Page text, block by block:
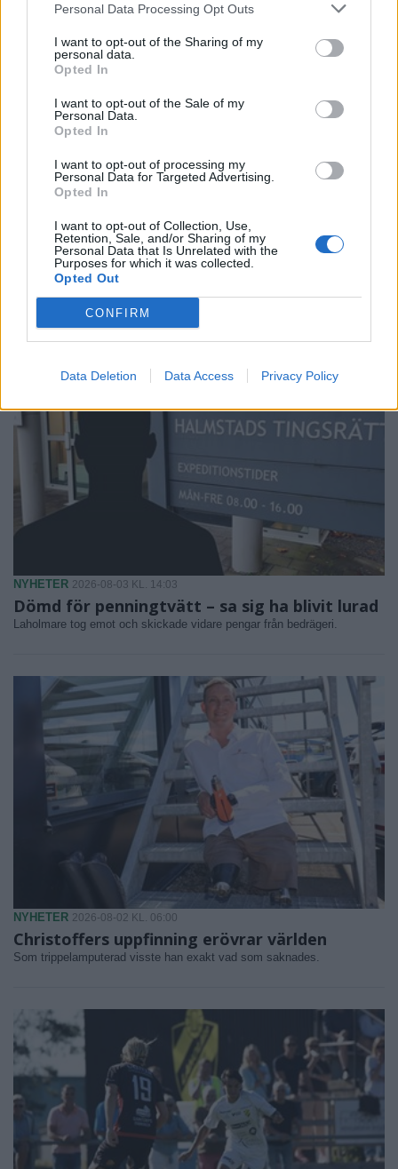
Personal Data Processing Opt Outs
I want to opt-out of the Sharing of my
personal data.
Opted In
I want to opt-out of the Sale of my
Personal Data.
Opted In
I want to opt-out of processing my
Personal Data for Targeted Advertising.
Opted In
I want to opt-out of Collection, Use,
Retention, Sale, and/or Sharing of my
Personal Data that Is Unrelated with the
Purposes for which it was collected.
Opted Out
CONFIRM
Data Deletion Data Access Privacy Policy
dieseltjuv
Lokala brott: • Verktygsstöld
på miljonbygge • Fick bilen
dränkt i målarfärg
Extremväder har gett
upphov till
mångmiljonkostnader.
NYHETER 2026-08-03 KL. 14:03
Dömd för penningtvätt – sa sig ha blivit lurad
Laholmare tog emot och skickade vidare pengar från bedrägeri.
NYHETER 2026-08-02 KL. 06:00
Christoffers uppfinning erövrar världen
Som trippelamputerad visste han exakt vad som saknades.